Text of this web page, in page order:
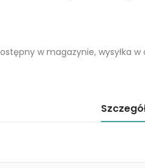
w magazynie, wysyłka